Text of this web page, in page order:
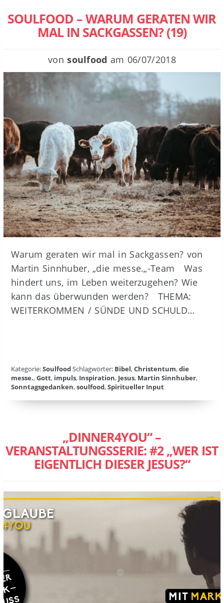
SOULFOOD – WARUM GERATEN WIR
MAL IN SACKGASSEN? (19)
vonsoulfood am 06/07/2018
Warum geraten wir mal in Sackgassen? von
Martin Sinnhuber, „die messe.„-Team Was
hindert uns, im Leben weiterzugehen? Wie
kann das überwunden werden? THEMA:
WEITERKOMMEN / SÜNDE UND SCHULD…
Kategorie:SoulfoodSchlagwörter: Bibel,Christentum,die
messe.,Gott, impuls, Inspiration, Jesus, Martin Sinnhuber,
Sonntagsgedanken,soulfood,Spiritueller Input
„DINNER4YOU“ –
VERANSTALTUNGSSERIE: #2 „WER IST
EIGENTLICH DIESER JESUS?“